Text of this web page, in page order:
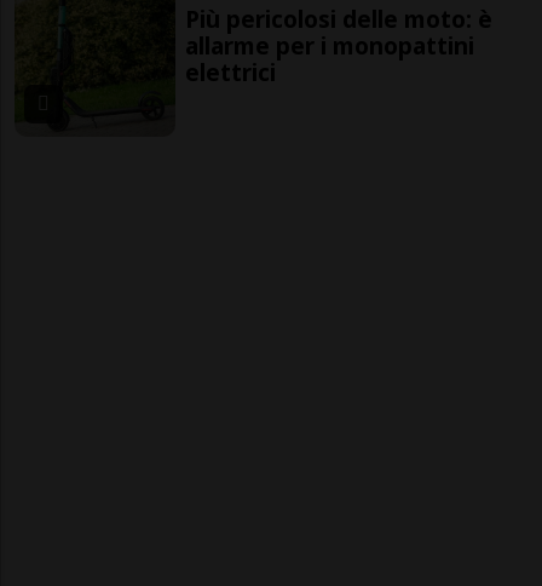
Più pericolosi delle moto: è
allarme per i monopattini
elettrici